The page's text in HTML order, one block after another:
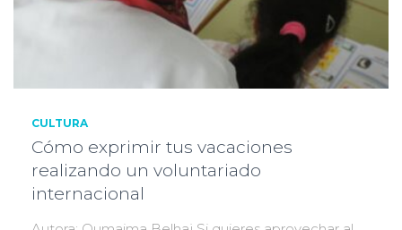
CULTURA
Cómo exprimir tus vacaciones
realizando un voluntariado
internacional